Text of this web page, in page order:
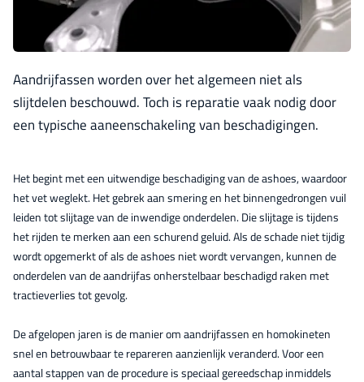
Aandrijfassen worden over het algemeen niet als
slijtdelen beschouwd. Toch is reparatie vaak nodig door
een typische aaneenschakeling van beschadigingen.
Het begint met een uitwendige beschadiging van de ashoes, waardoor
het vet weglekt. Het gebrek aan smering en het binnengedrongen vuil
leiden tot slijtage van de inwendige onderdelen. Die slijtage is tijdens
het rijden te merken aan een schurend geluid. Als de schade niet tijdig
wordt opgemerkt of als de ashoes niet wordt vervangen, kunnen de
onderdelen van de aandrijfas onherstelbaar beschadigd raken met
tractieverlies tot gevolg.
De afgelopen jaren is de manier om aandrijfassen en homokineten
snel en betrouwbaar te repareren aanzienlijk veranderd. Voor een
aantal stappen van de procedure is speciaal gereedschap inmiddels